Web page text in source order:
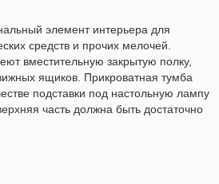
элемент интерьера для
средств и прочих мелочей.
вместительную закрытую полку,
ящиков. Прикроватная тумба
подставки под настольную лампу
часть должна быть достаточно